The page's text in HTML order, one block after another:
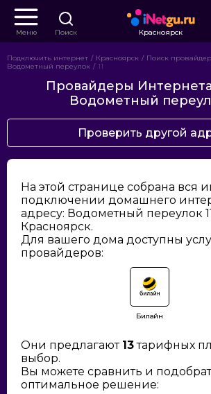
Меню Поиск Красноярск
Подключить интернет Красноярск
Поиск
Водометный переулок
11
Провайдеры
Водометный
Проверить другой
На этой странице собрана вся
подключении домашнего
адресу: Водометный переулок
Красноярск.
Для вашего дома доступны
провайдеров:
Билайн
Они предлагают 13тарифных
выбор.
Вы можете сравнить и
оптимальное решение: